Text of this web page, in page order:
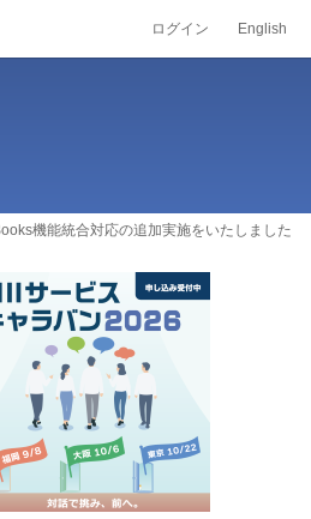
ログイン English
機能統合対応の追加実施をいたしました